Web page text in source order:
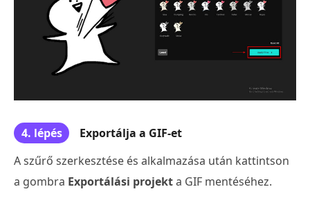
4. lépés
Exportálja a GIF-et
A szűrő szerkesztése és alkalmazása után kattintson
a gombra Exportálási projekta GIF mentéséhez.